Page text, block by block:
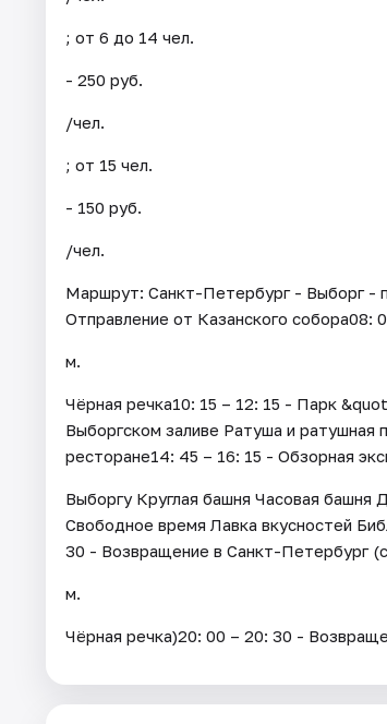
; от 6 до 14 чел.
- 250 руб.
/чел.
; от 15 чел.
- 150 руб.
/чел.
Маршрут: Санкт-Петербург - Выборг -
Отправление от Казанского собора08:
м.
Чёрная речка10: 15 – 12: 15 - Парк
Выборгском заливе Ратуша и
ресторане14: 45 – 16: 15 - Обзорная
Выборгу Круглая башня Часовая
Свободное время Лавка вкусностей
30 - Возвращение в Санкт-Петербург
м.
Чёрная речка)20: 00 – 20: 30 -